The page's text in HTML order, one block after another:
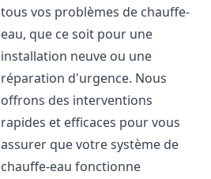
tous vos problèmes de chauffe-
eau, que ce soit pour une
installation neuve ou une
réparation d'urgence. Nous
offrons des interventions
rapides et efficaces pour vous
assurer que votre système de
chauffe-eau fonctionne